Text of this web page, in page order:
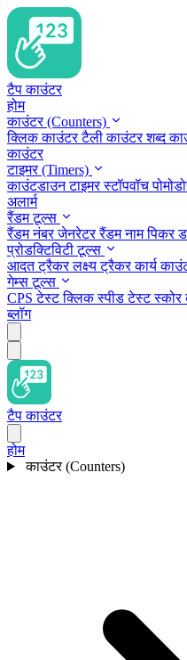
टैप काउंटर
होम
काउंटर (Counters)
क्लिक काउंटरटैली काउंटरशब्द
काउंटर
टाइमर (Timers)
काउंटडाउन टाइमरस्टॉपवॉच
अलार्म
रैंडम टूल्स
रैंडम नंबर जेनरेटररैंडम नाम पिकर
प्रोडक्टिविटी टूल्स
आदत ट्रैकरलक्ष्य ट्रैकरकार्य
गेम्स टूल्स
CPS टेस्टक्लिक स्पीड टेस्टस्कोर
ब्लॉग
टैप काउंटर
होम
काउंटर (Counters)